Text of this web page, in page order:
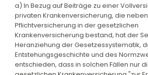
a) In Bezug auf Beiträge zu einer
privaten Krankenversicherung, die
Pflichtversicherung in der gesetzlichen
Krankenversicherung bestand, hat der
Heranziehung der Gesetzessystematik,
Entstehungsgeschichte und des
entschieden, dass in solchen Fällen nur